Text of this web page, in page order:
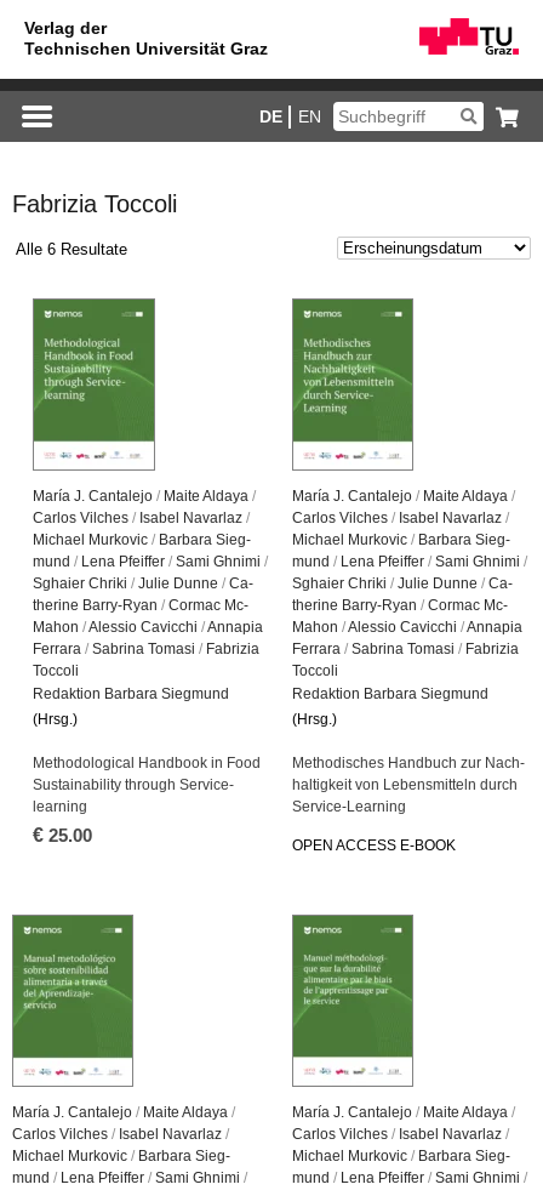
DE EN
Fabrizia Toccoli
Alle 6 Resultate
María J. Can­ta­le­jo / Maite Al­da­ya /
Car­los Vil­ches / Isa­bel Na­var­laz /
Mi­cha­el Mur­ko­vic / Bar­ba­ra Sieg­
mund / Lena Pfeif­fer /Sami Gh­n­i­mi /
Sghai­er Chri­ki /Julie Dunne /Ca­
the­ri­ne Bar­ry-Ryan /Cor­mac Mc­
Mahon /Ales­sio Ca­vic­chi /An­na­pia
Fer­ra­ra /Sab­ri­na To­ma­si / Fa­bri­zia
Toc­co­li
Re­dak­ti­on Bar­ba­ra Sieg­mund
(Hrsg.)
Me­tho­do­lo­gi­cal Hand­book in Food
Sustaina­bi­li­ty through Ser­vice-
learning
€ 25.00
María J. Can­ta­le­jo / Maite Al­da­ya /
Car­los Vil­ches / Isa­bel Na­var­laz /
Mi­cha­el Mur­ko­vic / Bar­ba­ra Sieg­
mund / Lena Pfeif­fer /Sami Gh­n­i­mi /
Sghai­er Chri­ki /Julie Dunne /Ca­
the­ri­ne Bar­ry-Ryan /Cor­mac Mc­
Mahon /Ales­sio Ca­vic­chi /An­na­pia
Fer­ra­ra /Sab­ri­na To­ma­si / Fa­bri­zia
Toc­co­li
Re­dak­ti­on Bar­ba­ra Sieg­mund
(Hrsg.)
Me­tho­di­sches Hand­buch zur Nach­
hal­tig­keit von Le­bens­mit­teln durch
Ser­vice-Learning
OPEN AC­CESS E-BOOK
María J. Can­ta­le­jo / Maite Al­da­ya /
Car­los Vil­ches / Isa­bel Na­var­laz /
Mi­cha­el Mur­ko­vic / Bar­ba­ra Sieg­
mund / Lena Pfeif­fer / Sami Gh­n­i­mi /
María J. Can­ta­le­jo / Maite Al­da­ya /
Car­los Vil­ches / Isa­bel Na­var­laz /
Mi­cha­el Mur­ko­vic / Bar­ba­ra Sieg­
mund / Lena Pfeif­fer /Sami Gh­n­i­mi /